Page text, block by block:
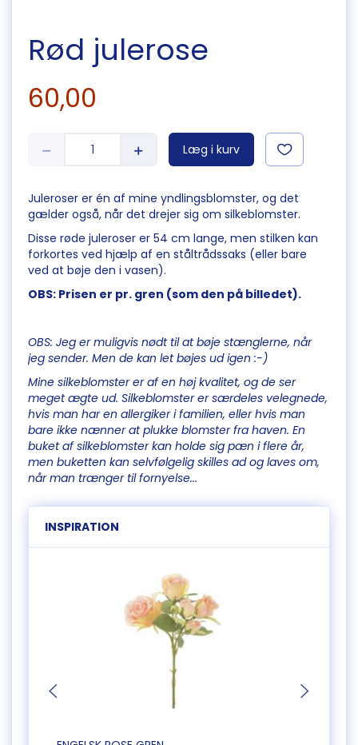
Rød julerose
60,00
Læg i kurv
Juleroser er én af mine yndlingsblomster, og det
gælder også, når det drejer sig om silkeblomster.
Disse røde juleroser er 54 cm lange, men stilken kan
forkortes ved hjælp af en ståltrådssaks (eller bare
ved at bøje den i vasen).
OBS: Prisen er pr. gren (som den på billedet).
OBS: Jeg er muligvis nødt til at bøje stænglerne, når
jeg sender. Men de kan let bøjes ud igen :-)
Mine silkeblomster er af en høj kvalitet, og de ser
meget ægte ud. Silkeblomster er særdeles velegnede,
hvis man har en allergiker i familien, eller hvis man
bare ikke nænner at plukke blomster fra haven. En
buket af silkeblomster kan holde sig pæn i flere år,
men buketten kan selvfølgelig skilles ad og laves om,
når man trænger til fornyelse...
INSPIRATION